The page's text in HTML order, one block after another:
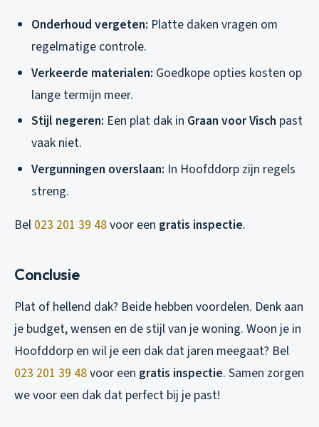
Onderhoud vergeten: Platte daken vragen om
regelmatige controle.
Verkeerde materialen: Goedkope opties kosten op
lange termijn meer.
Stijl negeren: Een plat dak in Graan voor Visch past
vaak niet.
Vergunningen overslaan: In Hoofddorp zijn regels
streng.
Bel 023 201 39 48voor een gratis inspectie.
Conclusie
Plat of hellend dak? Beide hebben voordelen. Denk aan
je budget, wensen en de stijl van je woning. Woon je in
Hoofddorp en wil je een dak dat jaren meegaat? Bel
023 201 39 48voor een gratis inspectie. Samen zorgen
we voor een dak dat perfect bij je past!